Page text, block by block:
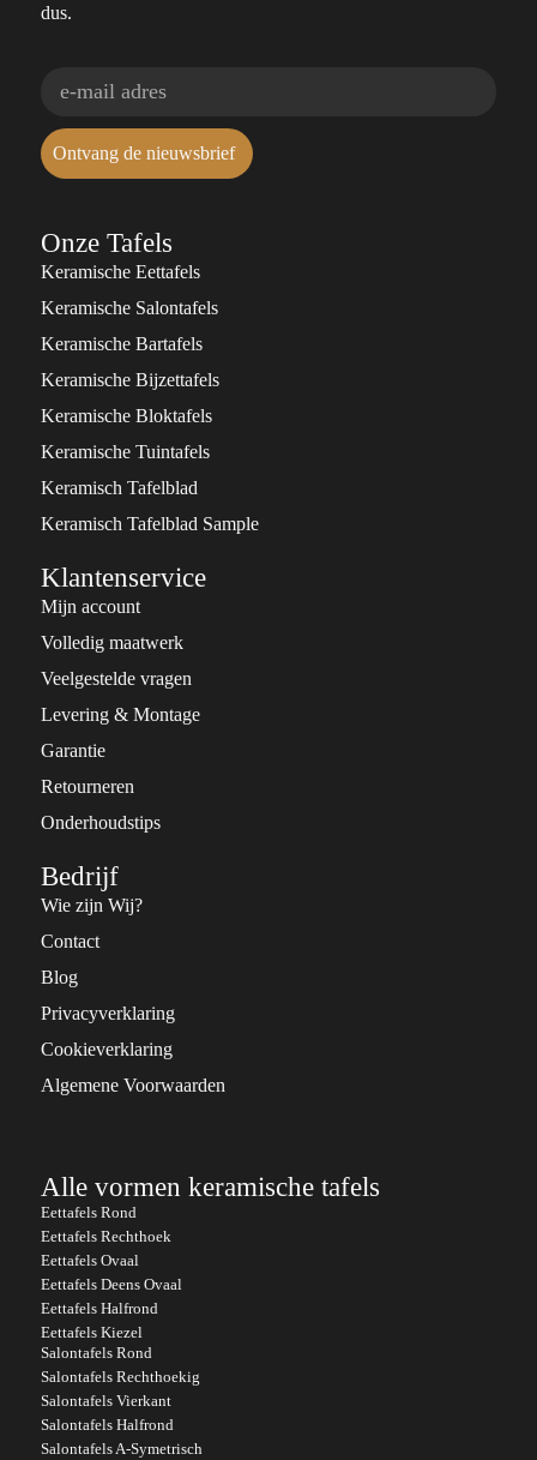
Ontvang de nieuwsbrief
dus.
Onze Tafels
Keramische Eettafels
Keramische Salontafels
Keramische Bartafels
Keramische Bijzettafels
Keramische Bloktafels
Keramische Tuintafels
Keramisch Tafelblad
Keramisch Tafelblad Sample
Klantenservice
Mijn account
Volledig maatwerk
Veelgestelde vragen
Levering & Montage
Garantie
Retourneren
Onderhoudstips
Bedrijf
Wie zijn Wij?
Contact
Blog
Privacyverklaring
Cookieverklaring
Algemene Voorwaarden
Alle vormen keramische tafels
Eettafels Rond
Eettafels Rechthoek
Eettafels Ovaal
Eettafels Deens Ovaal
Eettafels Halfrond
Eettafels Kiezel
Salontafels Rond
Salontafels Rechthoekig
Salontafels Vierkant
Salontafels Halfrond
Salontafels A-Symetrisch